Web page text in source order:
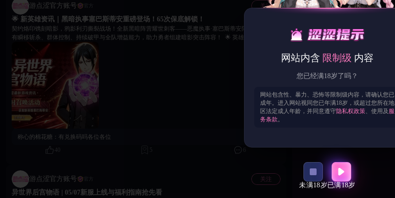
游点涩官方账号 官方 关注
🌟 新英雄资讯｜黑暗执事塞巴斯蒂安重磅登场！65次保底解锁！
契约烙印镌刻暗影，鸦影利刃撕裂战场！全新黑暗阵营耀世刺客——恶魔执事·塞巴斯蒂安限时登场，拥
有瞬移斩杀、群体控制、持续破甲与全队增益能力，助力勇者组建暗影突击阵容！ 🌟 英雄速览 阵营：
黑暗｜职业：刺客 核心能力：瞬移锁定残血目标、群体缠绕控制、叠加破甲减益，并为全队提供闪避与
暴伤加成。可作为主力刺客切入，也可置于助战位辅助队伍。 📅 限时召唤活动 活动时间：2026 年 7 月
22 日 00:00 - 2026 年 8 月 4 日 23:59 开启条件：开服满 22 天及以上服务器 保底机制：限时召唤 65 次必
出塞巴斯蒂安。 💎 召唤道具获取 商城限购：2500 钻石购买契约戒指 ×5，限购 6 次，累计可获得 30
枚。 累计召唤福利：累计召唤 0/10/20/30 次可领取契约戒指，最高可获得 35 枚。 🎁 累计召唤奖励 40
次：五系英雄培养卡 ×2 80 次：五系英雄培养卡 ×5 高阶奖励：五星自选英雄（洛琪希、桔梗、八千流、
慧慧、梅普露任选其一） 🎮 限时玩法 滑板激浪：提升契约徽印等级，获得战斗加成。 码头探险：每日
解锁新章节，探索领取资源。 飞镖大赛：完成挑战、积累积分，领取对应奖励。 契约为誓，利刃逐暗！
塞巴斯蒂安限时登场，把握活动时间，组建暗影突击战队！
称心的棉花糖： 有兑换码吗各位各位
40
5
游点涩官方账号 官方 关注
异世界后宫物语 | 05/07新服上线与福利指南抢先看
网站内含 限制级 内容
您已经满18岁了吗？
网站包含性、暴力、恐怖等限制级内容，请确认您已
成年。进入网站视同您已年满18岁，或超过您所在地
区法定成人年龄，并同意遵守隐私权政策、使用及 服
务条款。
未满18岁已满18岁